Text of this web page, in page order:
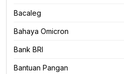
Bacaleg
Bahaya Omicron
Bank BRI
Bantuan Pangan